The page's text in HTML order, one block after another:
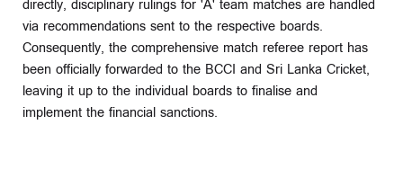
directly, disciplinary rulings for 'A' team matches are handled
via recommendations sent to the respective boards.
Consequently, the comprehensive match referee report has
been officially forwarded to the BCCI and Sri Lanka Cricket,
leaving it up to the individual boards to finalise and
implement the financial sanctions.